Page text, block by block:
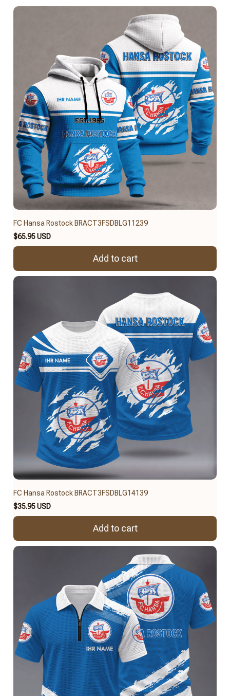
FC Hansa Rostock BRACT3FSDBLG11239
$65.95 USD
Add to cart
FC Hansa Rostock BRACT3FSDBLG14139
$35.95 USD
Add to cart